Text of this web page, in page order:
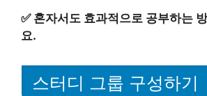
✅ 혼자서도 효과적으로 공부하는
요.
스터디 그룹 구성하기